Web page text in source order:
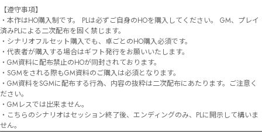
【遵守事項】
・本作はHO購入制です。 PLは必ずご自身のHOを購入してください。 GM、プレイ
済みPLによる二次配布を固く禁じます。
・シナリオフルセット購入でも、卓ごとのHO購入必須です。
・代表者が購入する場合はギフト発行をお願いいたします。
・GM資料に配布禁止のHOが同封されております。
・SGMをされる際もGM資料のご購入は必須となります。
・GM資料をSGMに配布する行為、内容の抜粋は二次配布にあたります。ご注意く
ださい。
・GMレスでは出来ません。
・こちらのシナリオはセッション終了後、エンディングのみ、PLに開示して構いま
せん。